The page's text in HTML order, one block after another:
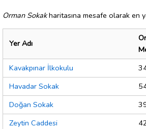
Orman Sokakharitasına mesafe olarak en
Yer Adı
Kavakpınar İlkokulu
Havadar Sokak
Doğan Sokak
Zeytin Caddesi